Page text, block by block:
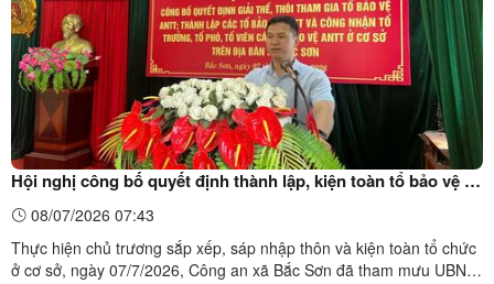
Hội nghị công bố quyết định thành lập, kiện toàn tổ bảo vệ an
ninh, trật tự ở cơ sở sau khi sáp nhập thôn trên địa bàn xã
Bắc Sơn
08/07/2026 07:43
Thực hiện chủ trương sắp xếp, sáp nhập thôn và kiện toàn tổ chức
ở cơ sở, ngày 07/7/2026, Công an xã Bắc Sơn đã tham mưu UBND